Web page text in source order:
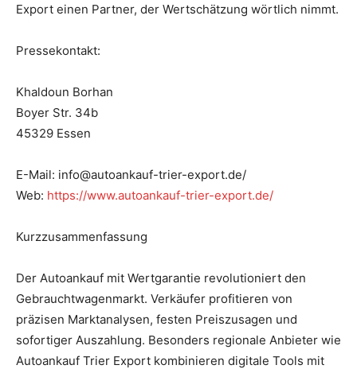
Export einen Partner, der Wertschätzung wörtlich nimmt.
Pressekontakt:
Khaldoun Borhan
Boyer Str. 34b
45329 Essen
E-Mail: info@autoankauf-trier-export.de/
Web: https://www.autoankauf-trier-export.de/
Kurzzusammenfassung
Der Autoankauf mit Wertgarantie revolutioniert den
Gebrauchtwagenmarkt. Verkäufer profitieren von
präzisen Marktanalysen, festen Preiszusagen und
sofortiger Auszahlung. Besonders regionale Anbieter wie
Autoankauf Trier Export kombinieren digitale Tools mit